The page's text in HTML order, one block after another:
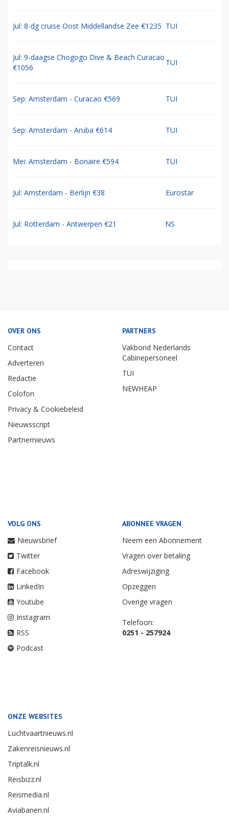
Jul: 8-dg cruise Oost Middellandse Zee €1235 TUI
Jul: 9-daagse Chogogo Dive & Beach Curacao
€1056
TUI
Sep: Amsterdam - Curacao €569 TUI
Sep: Amsterdam - Aruba €614 TUI
Mei: Amsterdam - Bonaire €594 TUI
Jul: Amsterdam - Berlijn €38 Eurostar
Jul: Rotterdam - Antwerpen €21 NS
OVER ONS
Contact
Adverteren
Redactie
Colofon
Privacy & Cookiebeleid
Nieuwsscript
Partnernieuws
PARTNERS
Vakbond Nederlands
Cabinepersoneel
TUI
NEWHEAP
VOLG ONS
Nieuwsbrief
Twitter
Facebook
LinkedIn
Youtube
Instagram
RSS
Podcast
ABONNEE VRAGEN
Neem een Abonnement
Vragen over betaling
Adreswijziging
Opzeggen
Overige vragen
Telefoon:
0251 - 257924
ONZE WEBSITES
Luchtvaartnieuws.nl
Zakenreisnieuws.nl
Triptalk.nl
Reisbizz.nl
Reismedia.nl
Aviabanen.nl